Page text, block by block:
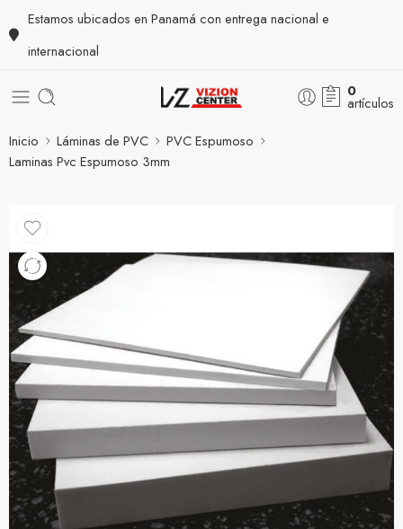
Estamos ubicados en Panamá con entrega nacional e
internacional
0
artículos
Inicio
Láminas de PVC
PVC Espumoso
Laminas Pvc Espumoso 3mm